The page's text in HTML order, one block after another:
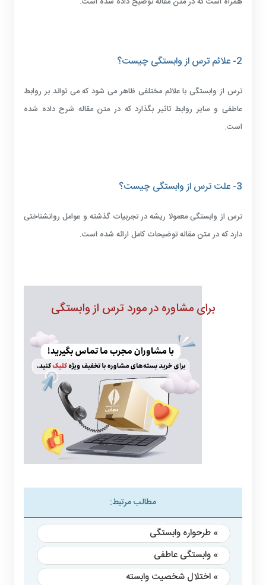
2- علائم ترس از وابستگی چیست؟
ترس از وابستگی با علائم مختلفی ظاهر می شود که می تواند بر روابط
عاطفی و سایر روابط تاثیر بگذارد که در متن مقاله شرح داده شده
است.
3- علت ترس از وابستگی چیست؟
ترس از وابستگی معمولا ریشه در تجربیات گذشته و عوامل روانشناختی
دارد که در متن مقاله توضیحات کامل ارائه شده است.
برای مشاوره در مورد ترس از وابستگی
مطالب مرتبط:
» طرحواره وابستگی
» وابستگی عاطفی
» اختلال شخصیت وابسته